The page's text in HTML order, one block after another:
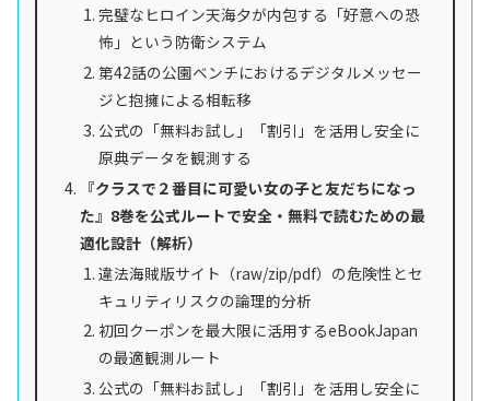
完璧なヒロイン天海夕が内包する「好意への恐
怖」という防衛システム
第42話の公園ベンチにおけるデジタルメッセー
ジと抱擁による相転移
公式の「無料お試し」「割引」を活用し安全に
原典データを観測する
『クラスで２番目に可愛い女の子と友だちになっ
た』8巻を公式ルートで安全・無料で読むための最
適化設計（解析）
違法海賊版サイト（raw/zip/pdf）の危険性とセ
キュリティリスクの論理的分析
初回クーポンを最大限に活用するeBookJapan
の最適観測ルート
公式の「無料お試し」「割引」を活用し安全に